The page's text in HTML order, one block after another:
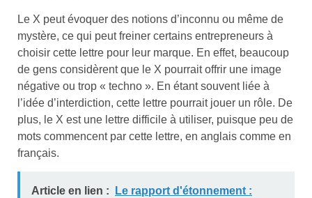
Le X peut évoquer des notions d’inconnu ou même de
mystère, ce qui peut freiner certains entrepreneurs à
choisir cette lettre pour leur marque. En effet, beaucoup
de gens considèrent que le X pourrait offrir une image
négative ou trop « techno ». En étant souvent liée à
l’idée d’interdiction, cette lettre pourrait jouer un rôle. De
plus, le X est une lettre difficile à utiliser, puisque peu de
mots commencent par cette lettre, en anglais comme en
français.
Article en lien :
Le rapport d'étonnement :